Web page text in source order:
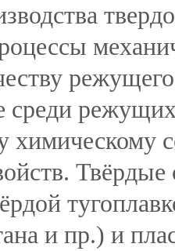
среди
химическому
и пр.) и